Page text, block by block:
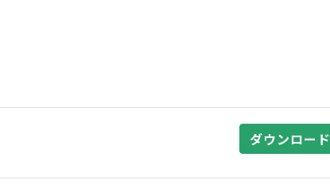
ダウンロード